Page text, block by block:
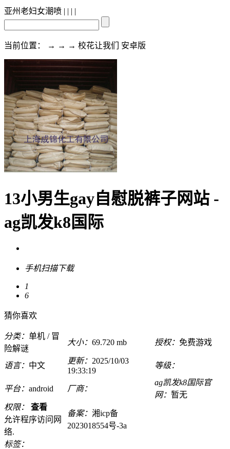
亚州老妇女潮喷 | | | |
当前位置： → → → 校花让我们 安卓版
13小男生gay自慰脱裤子网站 -
ag凯发k8国际
手机扫描下载
1
6
猜你喜欢
分类： 单机 / 冒
险解谜
大小： 69.720 mb 授权： 免费游戏
语言： 中文
更新： 2025/10/03
19:33:19
等级：
平台： android 厂商：
ag凯发k8国际官
网： 暂无
权限：
查看
允许程序访问网
络.
备案： 湘icp备
2023018554号-3a
标签：